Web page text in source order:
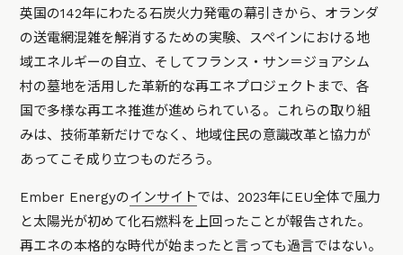
英国の142年にわたる石炭火力発電の幕引きから、オランダ
の送電網混雑を解消するための実験、スペインにおける地
域エネルギーの自立、そしてフランス・サン＝ジョアシム
村の墓地を活用した革新的な再エネプロジェクトまで、各
国で多様な再エネ推進が進められている。これらの取り組
みは、技術革新だけでなく、地域住民の意識改革と協力が
あってこそ成り立つものだろう。
Ember Energyのインサイトでは、2023年にEU全体で風力
と太陽光が初めて化石燃料を上回ったことが報告された。
再エネの本格的な時代が始まったと言っても過言ではない。